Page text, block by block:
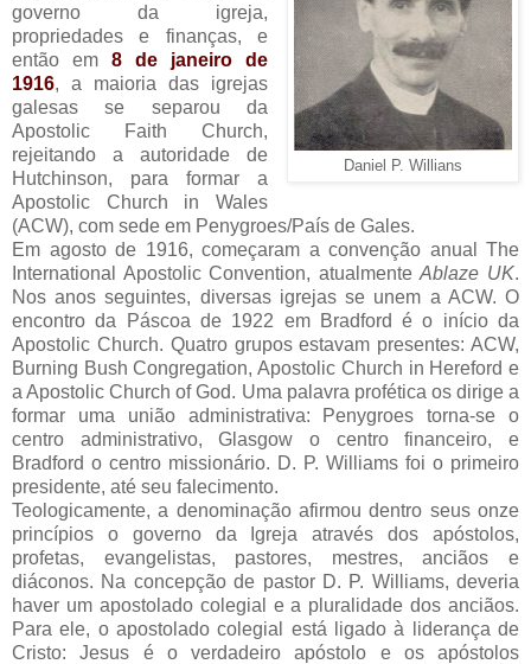
Daniel P. Willians
governo da igreja,
propriedades e finanças, e
então em8 de janeiro de
1916, a maioria das igrejas
galesas se separou da
Apostolic Faith Church,
rejeitando a autoridade de
Hutchinson, para formar a
Apostolic Church in Wales
(ACW), com sede em Penygroes/País de Gales.
Em agosto de 1916, começaram a convenção anual The
International Apostolic Convention, atualmenteAblaze UK.
Nos anos seguintes, diversas igrejas se unem a ACW. O
encontro da Páscoa de 1922 em Bradford é o início da
Apostolic Church. Quatro grupos estavam presentes: ACW,
Burning Bush Congregation, Apostolic Church in Hereford e
a Apostolic Church of God. Uma palavra profética os dirige a
formar uma união administrativa: Penygroes torna-se o
centro administrativo, Glasgow o centro financeiro, e
Bradford o centro missionário. D. P. Williams foi o primeiro
presidente, até seu falecimento.
Teologicamente, a denominação afirmou dentro seus onze
princípios o governo da Igreja através dos apóstolos,
profetas, evangelistas, pastores, mestres, anciãos e
diáconos. Na concepção de pastor D. P. Williams, deveria
haver um apostolado colegial e a pluralidade dos anciãos.
Para ele, o apostolado colegial está ligado à liderança de
Cristo: Jesus é o verdadeiro apóstolo e os apóstolos